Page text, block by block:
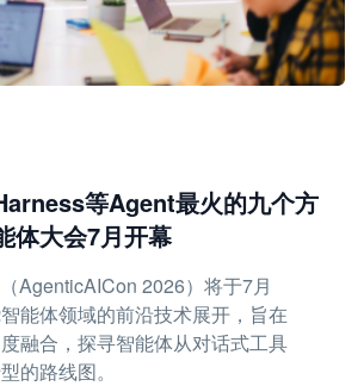
等Agent最火的九个方
体大会7月开幕
AgenticAICon 2026）将于7月
能体领域的前沿技术展开，旨在
融合，探寻智能体从对话式工具
的路线图。